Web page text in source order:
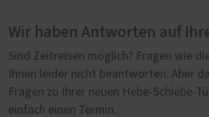
Wir haben Antworten auf
Sind Zeitreisen möglich? Fragen wie
Ihnen leider nicht beantworten. Aber
Fragen zu Ihrer neuen Hebe-Schiebe-
einfach einen Termin.